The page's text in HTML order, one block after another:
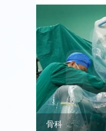
骨科